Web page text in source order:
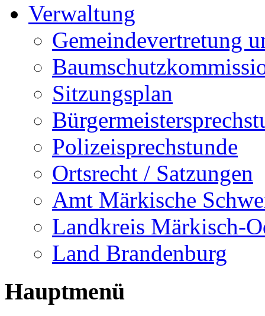
Verwaltung
Gemeindevertretung
Sitzungsplan
Polizeisprechstunde
Ortsrecht / Satzungen
Amt Märkische
Landkreis Märkisch-
Land Brandenburg
Hauptmenü